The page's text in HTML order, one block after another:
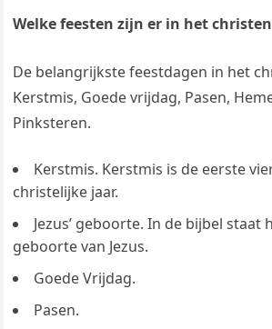
Welke feesten zijn er in het
De belangrijkste feestdagen in het
Kerstmis, Goede vrijdag, Pasen,
Pinksteren.
Kerstmis. Kerstmis is de eerste
christelijke jaar.
Jezus’ geboorte. In de bijbel staat
geboorte van Jezus.
Goede Vrijdag.
Pasen.